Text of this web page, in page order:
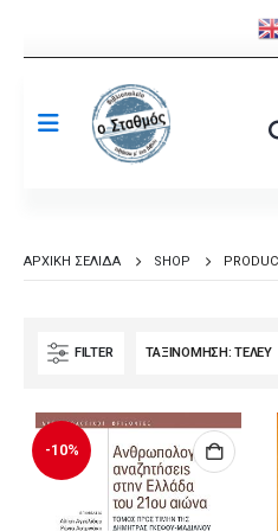
ΑΡΧΙΚΉ ΣΕΛΊΔΑ SHOP
FILTER
-10%